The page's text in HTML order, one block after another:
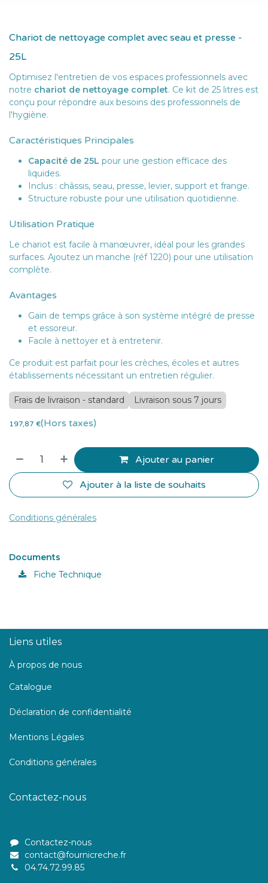
Chariot de nettoyage complet avec seau et presse -
25L
Optimisez l'entretien de vos espaces professionnels avec
notre chariot de nettoyage complet. Ce kit de 25 litres est
conçu pour répondre aux besoins des professionnels de
l'hygiène.
Caractéristiques Principales
Capacité de 25L pour une gestion efficace des
liquides.
Inclus : châssis, seau, presse, levier, support et frange.
Structure robuste pour une utilisation quotidienne.
Utilisation Pratique
Le chariot est facile à manœuvrer, idéal pour les grandes
surfaces. Ajoutez un manche (réf 1220) pour une utilisation
complète.
Avantages
Gain de temps grâce à son système intégré de presse
et essoreur.
Facile à nettoyer et à entretenir.
Ce produit est parfait pour les crèches, écoles et autres
établissements nécessitant un entretien régulier.
Frais de livraison - standard Livraison sous 7 jours
197,87 €(Hors taxes)
Ajouter au panier
Ajouter à la liste de souhaits
Conditions générales
Documents
Fiche Technique
Liens utiles
À propos de nous
Catalogue
Déclaration de confidentialité
Mentions Légales
Conditions générales
Contactez-nous
Contactez-nous
contact@fournicreche.fr
04.74.72.99.85